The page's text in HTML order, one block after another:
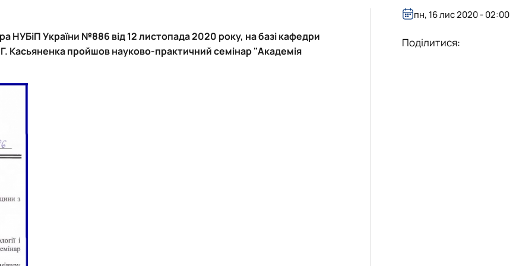
вченою радою факультет…
ветеринарної медицини …
Вступ 2018 рік
НУБіП України №886 від 12 листопада 2020 року, на базі кафедри
Касьяненка пройшов науково-практичний семінар "Академія
пн, 16 лис 2020 - 02:00
Поділитися: